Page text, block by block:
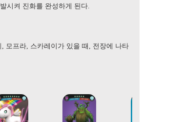
시켜 진화를 완성하게 된다.
모프라, 스카레이가 있을 때, 전장에 나타